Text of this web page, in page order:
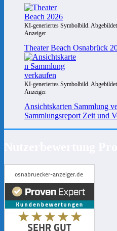
KI-generiertes Symbolbild.
Anzeiger
Theater Beach Osnabrück
KI-generiertes Symbolbild.
Anzeiger
Ansichtskarten Sammlung
Sammlungsreport Zeit und